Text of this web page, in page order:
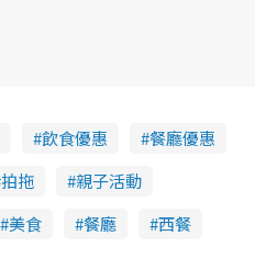
飲食優惠
餐廳優惠
拍拖
親子活動
美食 餐廳 西餐